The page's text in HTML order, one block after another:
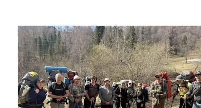
Рестораны
Кафе
Придорожные кафе